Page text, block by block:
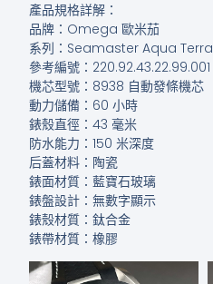
產品規格詳解：
品牌：Omega 歐米茄
系列：Seamaster Aqua Terra
參考編號：220.92.43.22.99.001
機芯型號：8938 自動發條機芯
動力儲備：60 小時
錶殼直徑：43 毫米
防水能力：150 米深度
后蓋材料：陶瓷
錶面材質：藍寶石玻璃
錶盤設計：無數字顯示
錶殼材質：鈦合金
錶帶材質：橡膠